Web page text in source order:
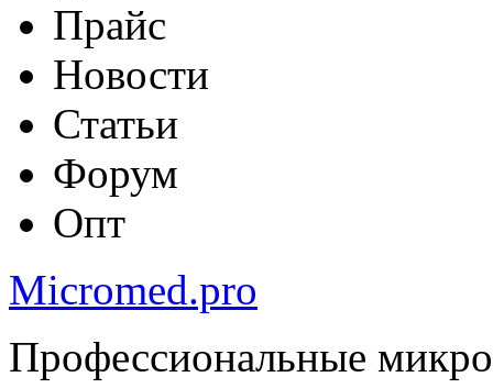
Прайс
Новости
Статьи
Форум
Опт
Micromed.pro
Профессиональные